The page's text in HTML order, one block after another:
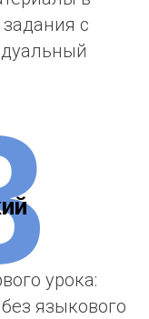
с
урока:
языкового